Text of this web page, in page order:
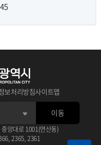
보처리방침사이트맵
앙대로 1001(연산동)
, 2365, 2361
이동